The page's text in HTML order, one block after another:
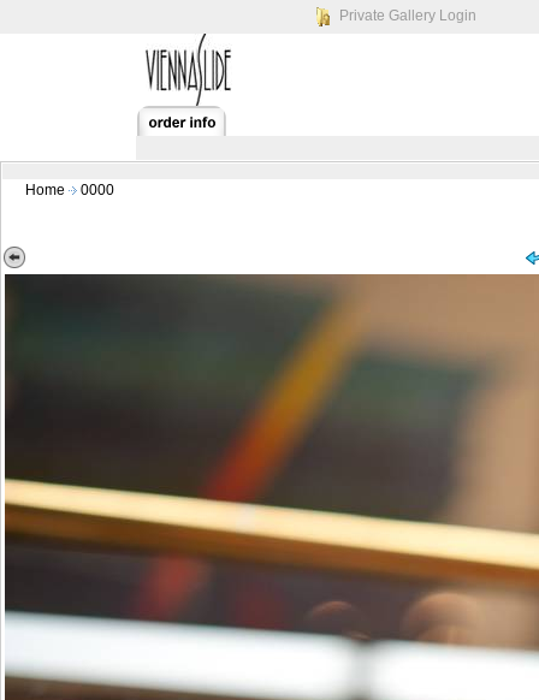
Private Gallery Login
Home 0000